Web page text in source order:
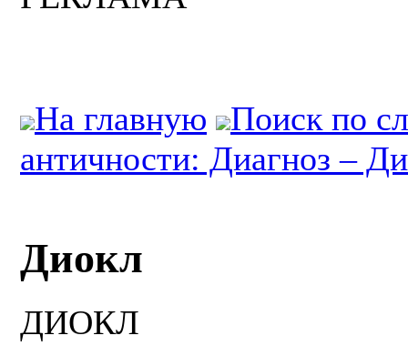
На главную
Поиск по
античности: Диагноз –
Диокл
ДИОКЛ